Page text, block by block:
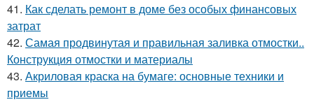
41. Как сделать ремонт в доме без особых финансовых
затрат
42. Самая продвинутая и правильная заливка отмостки..
Конструкция отмостки и материалы
43. Акриловая краска на бумаге: основные техники и
приемы